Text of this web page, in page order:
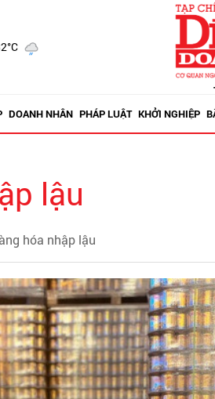
DOANH NHÂN PHÁP LUẬT KHỞI NGHIỆP
lậu
hóa nhập lậu